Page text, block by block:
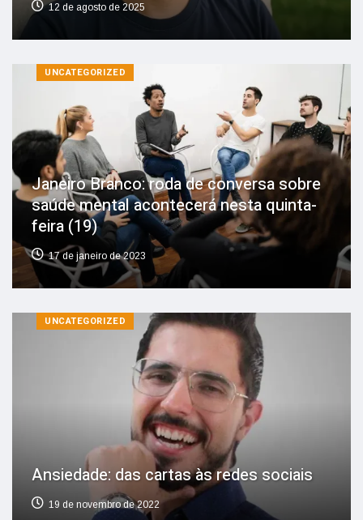
12 de agosto de 2025
UNCATEGORIZED
Janeiro Branco: roda de conversa sobre
saúde mental acontecerá nesta quinta-
feira (19)
17 de janeiro de 2023
UNCATEGORIZED
Ansiedade: das cartas às redes sociais
19 de novembro de 2022